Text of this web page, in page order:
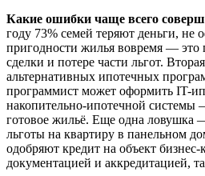
Какие ошибки чаще всего
году 73% семей теряют деньги, не
пригодности жилья вовремя — это
сделки и потере части льгот.
альтернативных ипотечных
программист может оформить IT-
накопительно-ипотечной
готовое жильё. Еще одна ловушка
льготы на квартиру в панельном
одобряют кредит на объект бизнес-
документацией и аккредитацией,